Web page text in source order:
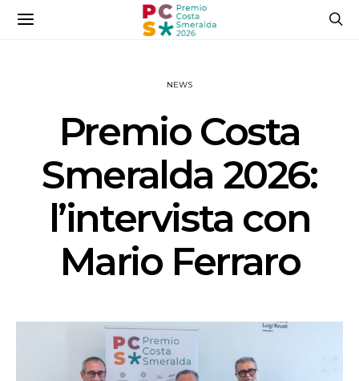
NEWS
Premio Costa
Smeralda 2026:
l’intervista con
Mario Ferraro